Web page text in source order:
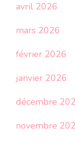
avril 2026
mars 2026
février 2026
janvier 2026
décembre
novembre